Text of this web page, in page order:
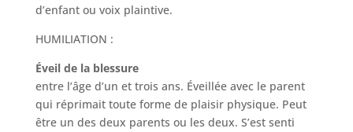
d’enfant ou voix plaintive.
HUMILIATION :
Éveil de la blessure
entre l’âge d’un et trois ans. Éveillée avec le parent
qui réprimait toute forme de plaisir physique. Peut
être un des deux parents ou les deux. S’est senti